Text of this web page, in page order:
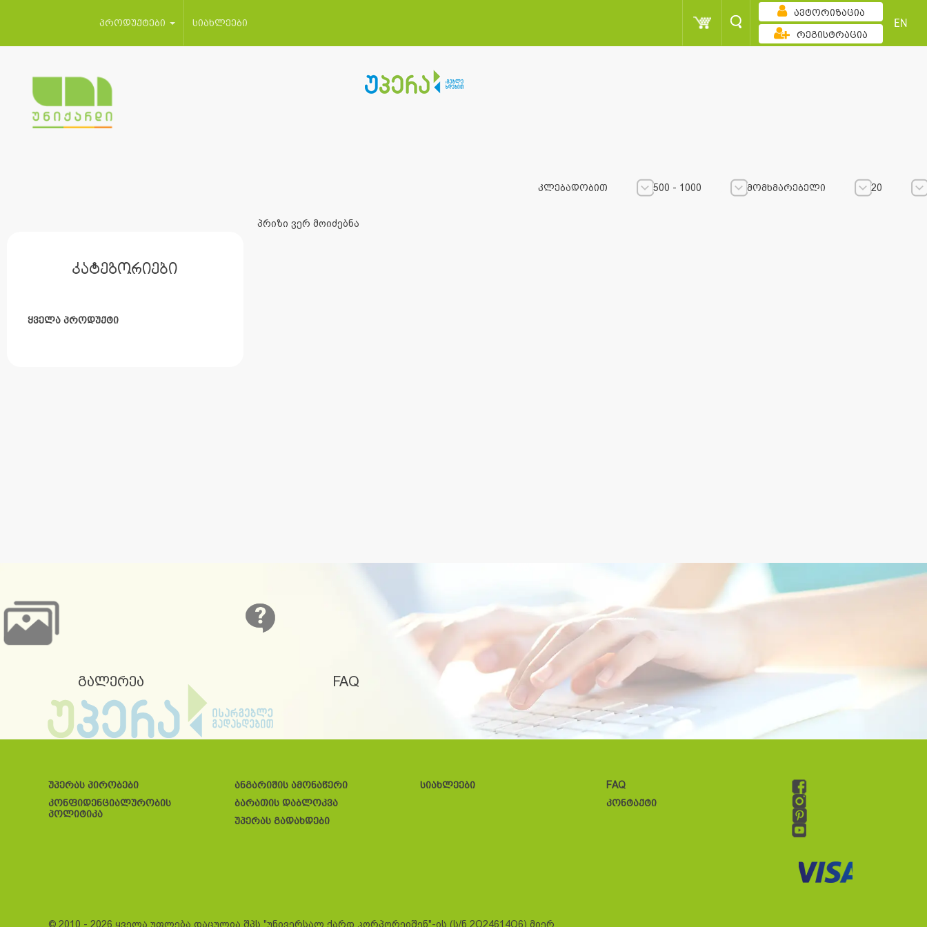
პროდუქტები სიახლეები
ავტორიზაცია
რეგისტრაცია
EN
კატეგორიები
ყველა პროდუქტი
კლებადობით 500 - 1000 მომხმარებელი
20
პრიზი ვერ მოიძებნა
გალერეა FAQ
უპერას პირობები
კონფიდენციალურობის
პოლიტიკა
ანგარიშის ამონაწერი
ბარათის დაბლოკვა
უპერას გადახდები
სიახლეები
FAQ
კონტაქტი
© 2010 - 2026 ყველა უფლება დაცულია შპს "უნივერსალ ქარდ კორპორეიშენ"-ის (ს/ნ 2O24614O6) მიერ